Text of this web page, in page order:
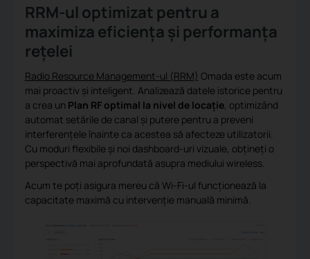
RRM-ul optimizat pentru a
maximiza eficiența și performanța
rețelei
Radio Resource Management-ul (RRM) Omada este acum
mai proactiv și inteligent. Analizează datele istorice pentru
a crea un Plan RF optimal la nivel de locație, optimizând
automat setările de canal și putere pentru a preveni
interferențele înainte ca acestea să afecteze utilizatorii.
Cu moduri flexibile și noi dashboard-uri vizuale, obțineți o
perspectivă mai aprofundată asupra mediului wireless.
Acum te poți asigura mereu că Wi-Fi-ul funcționează la
capacitate maximă cu intervenție manuală minimă.